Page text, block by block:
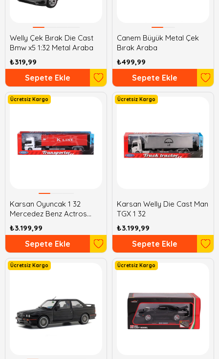
Welly Çek Bırak Die Cast
Bmw x5 1:32 Metal Araba
₺319,99
Sepete Ekle
Canem Büyük Metal Çek
Bırak Araba
₺499,99
Sepete Ekle
Karsan Oyuncak 1 32
Mercedez Benz Actros
Tractor
₺3.199,99
Ücretsiz Kargo
Sepete Ekle
Karsan Welly Die Cast Man
TGX 1 32
₺3.199,99
Ücretsiz Kargo
Sepete Ekle
Ücretsiz Kargo Ücretsiz Kargo